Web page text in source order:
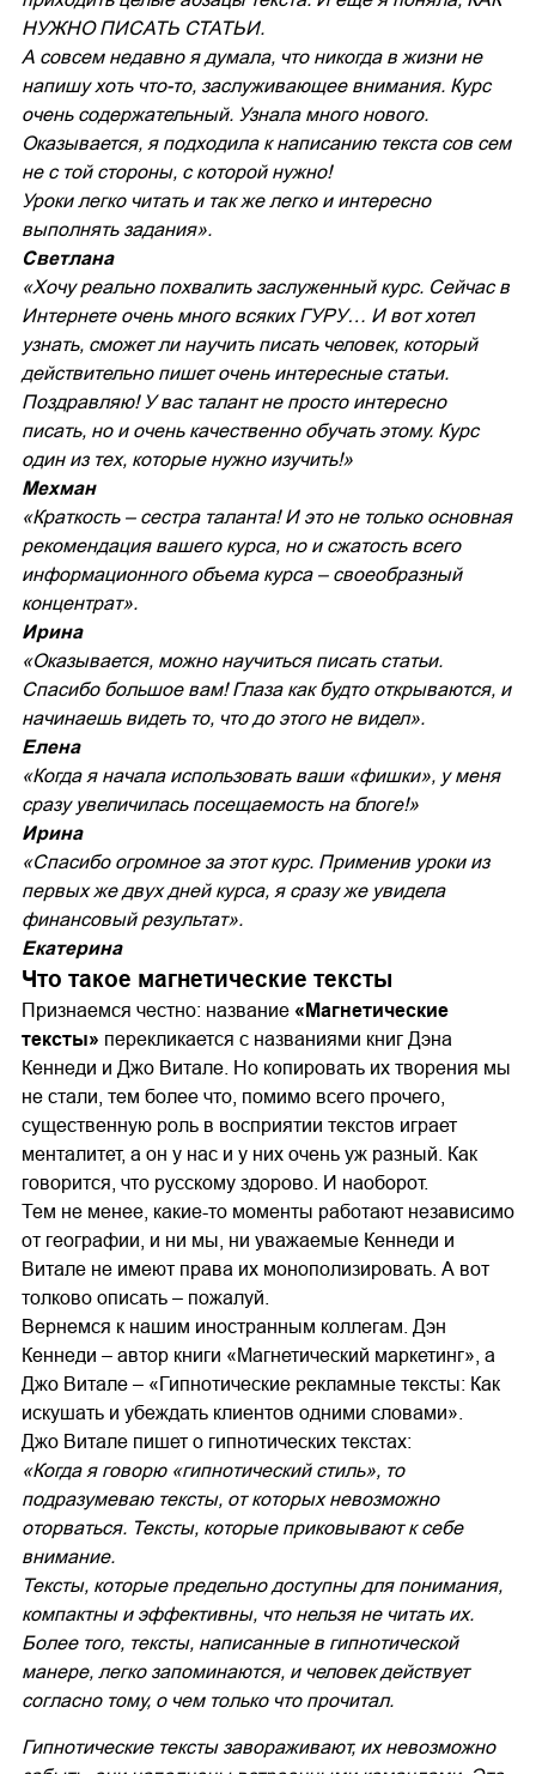
НУЖНО ПИСАТЬ СТАТЬИ.
А совсем недавно я думала, что никогда в жизни не
напишу хоть что-то, заслуживающее внимания. Курс
очень содержательный. Узнала много нового.
Оказывается, я подходила к написанию текста сов сем
не с той стороны, с которой нужно!
Уроки легко читать и так же легко и интересно
выполнять задания».
Светлана
«Хочу реально похвалить заслуженный курс. Сейчас в
Интернете очень много всяких ГУРУ… И вот хотел
узнать, сможет ли научить писать человек, который
действительно пишет очень интересные статьи.
Поздравляю! У вас талант не просто интересно
писать, но и очень качественно обучать этому. Курс
один из тех, которые нужно изучить!»
Мехман
«Краткость – сестра таланта! И это не только основная
рекомендация вашего курса, но и сжатость всего
информационного объема курса – своеобразный
концентрат».
Ирина
«Оказывается, можно научиться писать статьи.
Спасибо большое вам! Глаза как будто открываются, и
начинаешь видеть то, что до этого не видел».
Елена
«Когда я начала использовать ваши «фишки», у меня
сразу увеличилась посещаемость на блоге!»
Ирина
«Спасибо огромное за этот курс. Применив уроки из
первых же двух дней курса, я сразу же увидела
финансовый результат».
Екатерина
Что такое магнетические тексты
Признаемся честно: название «Магнетические
тексты» перекликается с названиями книг Дэна
Кеннеди и Джо Витале. Но копировать их творения мы
не стали, тем более что, помимо всего прочего,
существенную роль в восприятии текстов играет
менталитет, а он у нас и у них очень уж разный. Как
говорится, что русскому здорово. И наоборот.
Тем не менее, какие-то моменты работают независимо
от географии, и ни мы, ни уважаемые Кеннеди и
Витале не имеют права их монополизировать. А вот
толково описать – пожалуй.
Вернемся к нашим иностранным коллегам. Дэн
Кеннеди – автор книги «Магнетический маркетинг», а
Джо Витале – «Гипнотические рекламные тексты: Как
искушать и убеждать клиентов одними словами».
Джо Витале пишет о гипнотических текстах:
«Когда я говорю «гипнотический стиль», то
подразумеваю тексты, от которых невозможно
оторваться. Тексты, которые приковывают к себе
внимание.
Тексты, которые предельно доступны для понимания,
компактны и эффективны, что нельзя не читать их.
Более того, тексты, написанные в гипнотической
манере, легко запоминаются, и человек действует
согласно тому, о чем только что прочитал.
Гипнотические тексты завораживают, их невозможно